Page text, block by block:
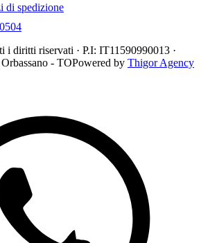
di spedizione
i diritti riservati · P.I: IT11590990013 ·
- TOPowered by Thigor Agency